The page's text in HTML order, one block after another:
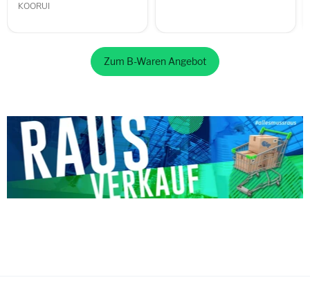
KOORUI
Zum B-Waren Angebot